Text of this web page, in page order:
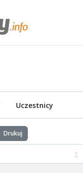
Uczestnicy
Drukuj